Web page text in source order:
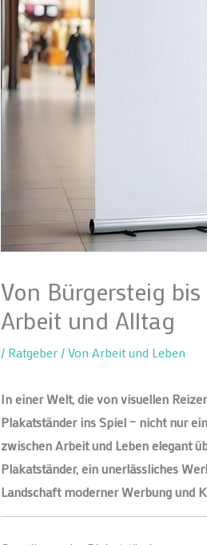
Von Bürgersteig
Arbeit und Alltag
/ Ratgeber/ VonArbeit und Leben
In einer Welt, die von visuellen
Plakatständer ins Spiel – nicht nur
zwischen Arbeit und Leben elegant
Plakatständer, ein unerlässliches
Landschaft moderner Werbung und